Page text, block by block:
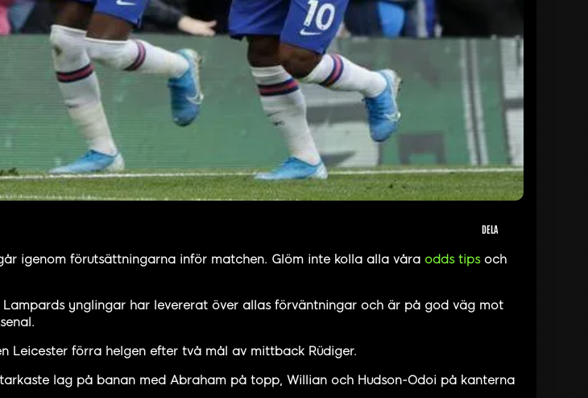
DELA
igenom förutsättningarna inför matchen. Glöm inte kolla alla våra odds tipsoch
ynglingar har levererat över allas förväntningar och är på god väg mot
Leicester förra helgen efter två mål av mittback Rüdiger.
lag på banan med Abraham på topp, Willian och Hudson-Odoi på kanterna